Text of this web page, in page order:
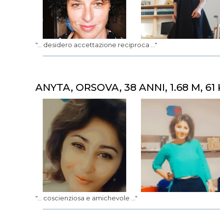
"... desidero accettazione reciproca ..."
ANYTA, ORSOVA, 38 ANNI, 1.68 M, 61
"... coscienziosa e amichevole ..."